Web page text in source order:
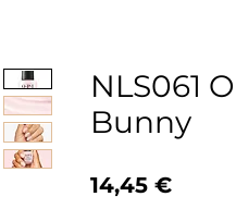
NLS061
Bunny
14,45 €Price